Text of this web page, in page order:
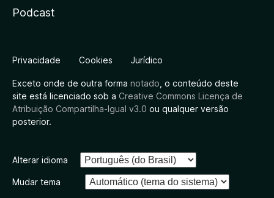
Podcast
Privacidade Cookies Jurídico
Exceto onde de outra forma notado , o conteúdo deste
site está licenciado sob a Creative Commons Licença de
Atribuição Compartilha-Igual v3.0 ou qualquer versão
posterior.
Alterar idioma
Mudar tema